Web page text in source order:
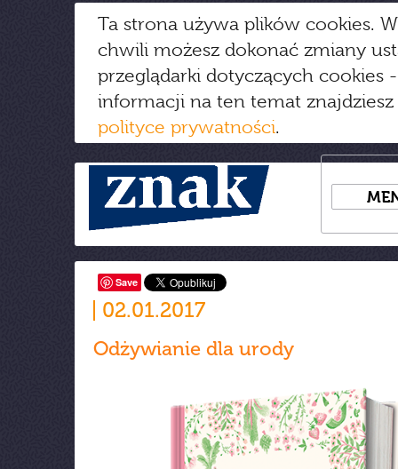
Ta strona używa plików cookies.
chwili możesz dokonać zmiany
przeglądarki dotyczących cookies
informacji na ten temat
polityce prywatności.
Save
02.01.2017
Odżywianie dla urody